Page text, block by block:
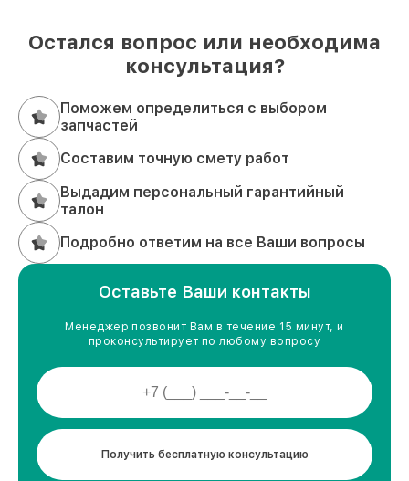
Остался вопрос или необходима
консультация?
Поможем определиться с выбором
запчастей
Составим точную смету работ
Выдадим персональный гарантийный
талон
Подробно ответим на все Ваши вопросы
Оставьте Ваши контакты
Менеджер позвонит Вам в течение 15 минут, и
проконсультирует по любому вопросу
Получить бесплатную консультацию